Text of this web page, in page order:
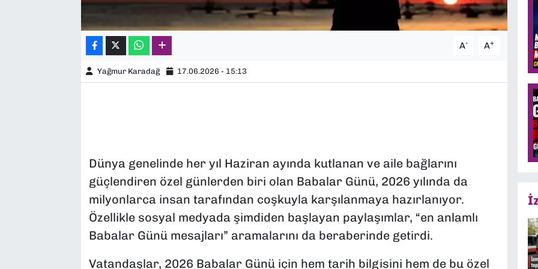
A- A+
Yağmur Karadağ 17.06.2026 - 15:13
Dünya genelinde her yıl Haziran ayında kutlanan ve aile bağlarını
güçlendiren özel günlerden biri olan Babalar Günü, 2026 yılında da
milyonlarca insan tarafından coşkuyla karşılanmaya hazırlanıyor.
Özellikle sosyal medyada şimdiden başlayan paylaşımlar, “en anlamlı
Babalar Günü mesajları” aramalarını da beraberinde getirdi.
Vatandaşlar, 2026 Babalar Günü için hem tarih bilgisini hem de bu özel